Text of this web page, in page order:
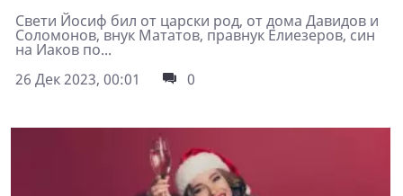
Свети Йосиф бил от царски род, от дома Давидов и
Соломонов, внук Мататов, правнук Елиезеров, син
на Иаков по...
26 Дек 2023, 00:01
0